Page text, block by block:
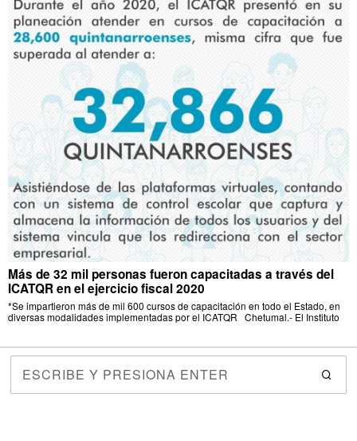
Más de 32 mil personas fueron capacitadas a través del
ICATQR en el ejercicio fiscal 2020
*Se impartieron más de mil 600 cursos de capacitación en todo el Estado, en
diversas modalidades implementadas por el ICATQR Chetumal.- El Instituto